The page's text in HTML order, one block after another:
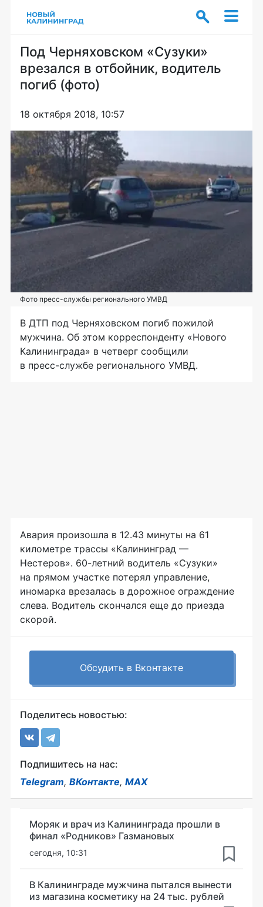
Под Черняховском «Сузуки»
врезался в отбойник, водитель
погиб (фото)
18 октября 2018, 10:57
Фото пресс-службы регионального УМВД
В ДТП под Черняховском погиб пожилой
мужчина. Об этом корреспонденту «Нового
Калининграда» в четверг сообщили
в пресс-службе регионального УМВД.
Авария произошла в 12.43 минуты на 61
километре трассы «Калининград —
Нестеров». 60-летний водитель «Сузуки»
на прямом участке потерял управление,
иномарка врезалась в дорожное ограждение
слева. Водитель скончался еще до приезда
скорой.
Обсудить в Вконтакте
Поделитесь новостью:
Подпишитесь на нас:
Telegram, ВКонтакте, MAX
Моряк и врач из Калининграда прошли в
финал «Родников» Газмановых
сегодня, 10:31
В Калининграде мужчина пытался вынести
из магазина косметику на 24 тыс. рублей